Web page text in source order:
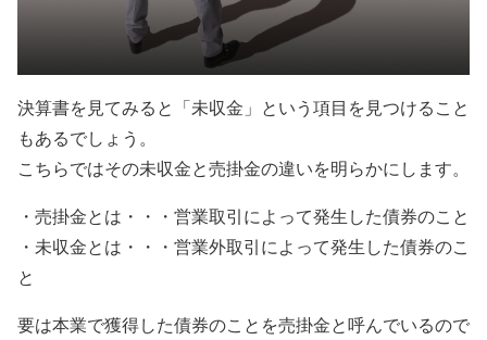
決算書を見てみると「未収金」という項目を見つけること
もあるでしょう。
こちらではその未収金と売掛金の違いを明らかにします。
・売掛金とは・・・営業取引によって発生した債券のこと
・未収金とは・・・営業外取引によって発生した債券のこ
と
要は本業で獲得した債券のことを売掛金と呼んでいるので